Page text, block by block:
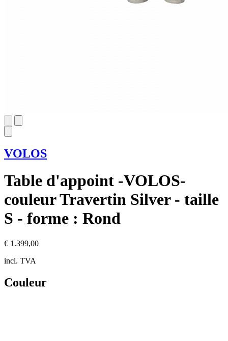
VOLOS
Table d'appoint -VOLOS-
couleur Travertin Silver - taille
S - forme : Rond
€ 1.399,00
incl. TVA
Couleur